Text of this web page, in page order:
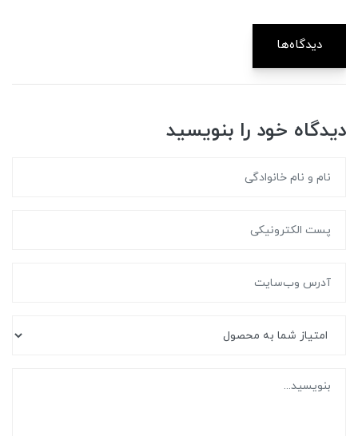
دیدگاه‌ها
دیدگاه خود را بنویسید